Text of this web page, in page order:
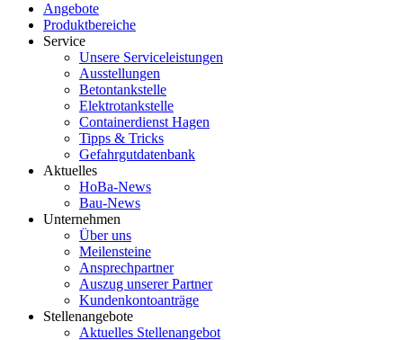
Angebote
Produktbereiche
Service
Unsere Serviceleistungen
Ausstellungen
Betontankstelle
Elektrotankstelle
Containerdienst Hagen
Tipps & Tricks
Gefahrgutdatenbank
Aktuelles
HoBa-News
Bau-News
Unternehmen
Über uns
Meilensteine
Ansprechpartner
Auszug unserer Partner
Kundenkontoanträge
Stellenangebote
Aktuelles Stellenangebot